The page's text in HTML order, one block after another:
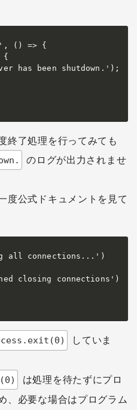
() => {
{
has been shutdown.');
終了処理を行ってみても
のログが出力されませ
度公式ドキュメントを見て
all connections...')
closing connections')
していま
は処理を待たずにプロ
、必要な場合はプログラム